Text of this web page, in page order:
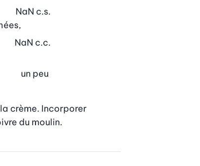
NaN c.s.
NaN c.c.
un peu
crème. Incorporer
du moulin.